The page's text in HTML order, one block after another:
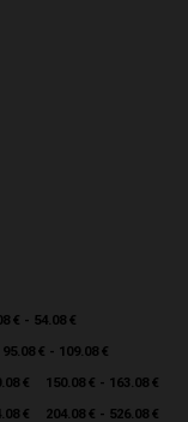
€ - 54.08 €
95.08 € - 109.08 €
€
150.08 € - 163.08 €
€ 204.08 € - 526.08 €